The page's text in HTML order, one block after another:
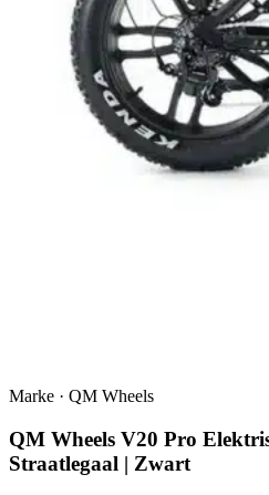
Marke · QM Wheels
QM Wheels V20 Pro
Straatlegaal | Zwart